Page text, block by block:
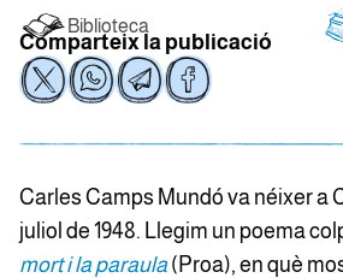
Biblioteca
Comparteix la publicació
Carles Camps Mundó va néixer a
juliol de 1948. Llegim un poema
mort i la paraula (Proa), en què